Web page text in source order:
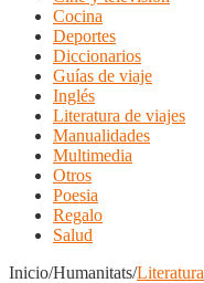
Cocina
Deportes
Diccionarios
Guías de viaje
Inglés
Literatura de viajes
Manualidades
Multimedia
Otros
Poesia
Regalo
Salud
Inicio/Humanitats/Literatura